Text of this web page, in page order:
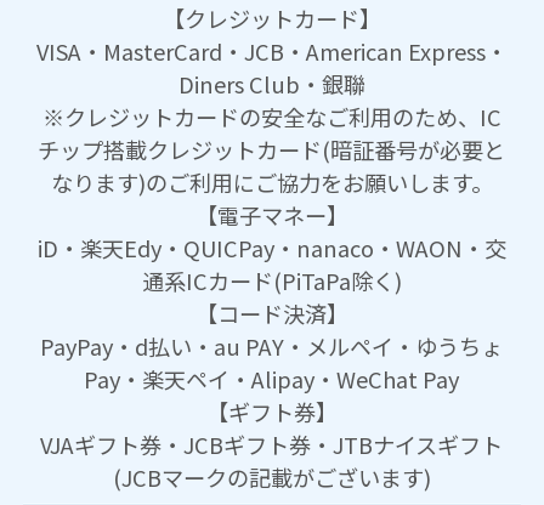
【クレジットカード】
VISA・MasterCard・JCB・American Express・
Diners Club・銀聯
※クレジットカードの安全なご利用のため、IC
チップ搭載クレジットカード(暗証番号が必要と
なります)のご利用にご協力をお願いします。
【電子マネー】
iD・楽天Edy・QUICPay・nanaco・WAON・交
通系ICカード(PiTaPa除く)
【コード決済】
PayPay・d払い・au PAY・メルペイ・ゆうちょ
Pay・楽天ペイ・Alipay・WeChat Pay
【ギフト券】
VJAギフト券・JCBギフト券・JTBナイスギフト
(JCBマークの記載がございます)